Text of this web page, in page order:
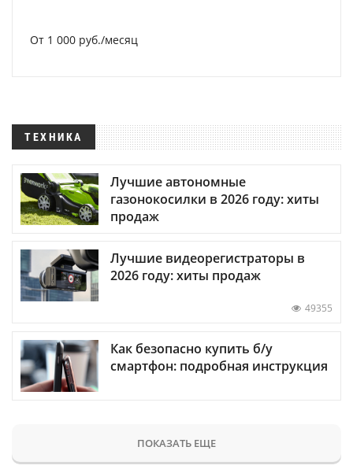
От 1 000 руб./месяц
ТЕХНИКА
Лучшие автономные
газонокосилки в 2026 году: хиты
продаж
Лучшие видеорегистраторы в
2026 году: хиты продаж
49355
Как безопасно купить б/у
смартфон: подробная инструкция
ПОКАЗАТЬ ЕЩЕ